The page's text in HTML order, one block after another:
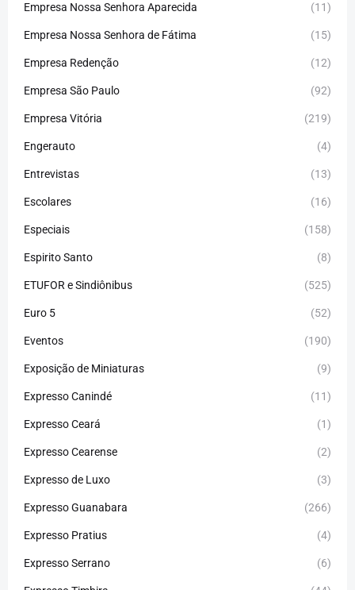
Empresa Nossa Senhora Aparecida (11)
Empresa Nossa Senhora de Fátima (15)
Empresa Redenção (12)
Empresa São Paulo (92)
Empresa Vitória (219)
Engerauto (4)
Entrevistas (13)
Escolares (16)
Especiais (158)
Espirito Santo (8)
ETUFOR e Sindiônibus (525)
Euro 5 (52)
Eventos (190)
Exposição de Miniaturas (9)
Expresso Canindé (11)
Expresso Ceará (1)
Expresso Cearense (2)
Expresso de Luxo (3)
Expresso Guanabara (266)
Expresso Pratius (4)
Expresso Serrano (6)